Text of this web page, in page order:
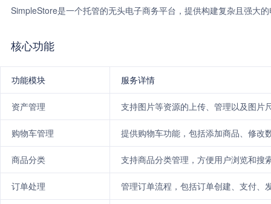
SimpleStore是一个托管的无头电子商务平台，提供构建复杂且强大
核心功能
功能模块 服务详情
资产管理 支持图片等资源的上传、管理以及图片
购物车管理 提供购物车功能，包括添加商品、修改
商品分类 支持商品分类管理，方便用户浏览和搜
订单处理 管理订单流程，包括订单创建、支付、